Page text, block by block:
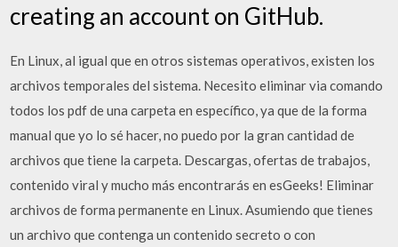
creating an account on GitHub.
En Linux, al igual que en otros sistemas operativos, existen los
archivos temporales del sistema. Necesito eliminar via comando
todos los pdf de una carpeta en específico, ya que de la forma
manual que yo lo sé hacer, no puedo por la gran cantidad de
archivos que tiene la carpeta. Descargas, ofertas de trabajos,
contenido viral y mucho más encontrarás en esGeeks! Eliminar
archivos de forma permanente en Linux. Asumiendo que tienes
un archivo que contenga un contenido secreto o con